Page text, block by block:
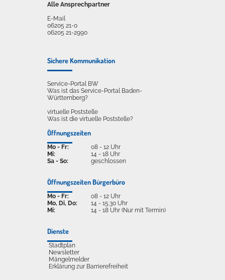
Alle Ansprechpartner
E-Mail
06205 21-0
06205 21-2990
Sichere Kommunikation
Service-Portal BW
Was ist das Service-Portal Baden-
Württemberg?
virtuelle Poststelle
Was ist die virtuelle Poststelle?
Öffnungszeiten
Mo - Fr:
Mi:
Sa - So:
08 - 12 Uhr
14 - 18 Uhr
geschlossen
Öffnungszeiten Bürgerbüro
Mo - Fr:
Mo, Di, Do:
Mi:
08 - 12 Uhr
14 - 15.30 Uhr
14 - 18 Uhr (Nur mit Termin)
Dienste
Stadtplan
Newsletter
Mängelmelder
Erklärung zur Barrierefreiheit